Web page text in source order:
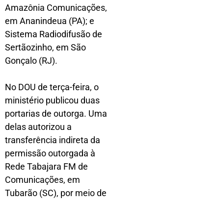
Amazônia Comunicações,
em Ananindeua (PA); e
Sistema Radiodifusão de
Sertãozinho, em São
Gonçalo (RJ).
No DOU de terça-feira, o
ministério publicou duas
portarias de outorga. Uma
delas autorizou a
transferência indireta da
permissão outorgada à
Rede Tabajara FM de
Comunicações, em
Tubarão (SC), por meio de